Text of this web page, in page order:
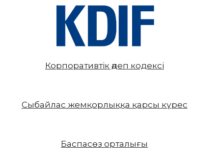
Корпоративтік әдеп кодексі
Сыбайлас жемқорлыққа қарсы күрес
Баспасөз орталығы